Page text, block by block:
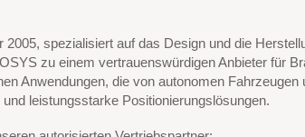
spezialisiert auf das Design und die
zu einem vertrauenswürdigen Anbieter für
Anwendungen, die von autonomen
leistungsstarke Positionierungslösungen.